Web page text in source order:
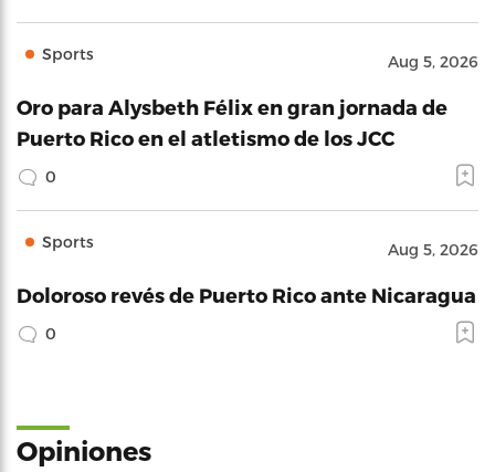
Sports Aug 5, 2026
Oro para Alysbeth Félix en gran jornada de
Puerto Rico en el atletismo de los JCC
0
Sports Aug 5, 2026
Doloroso revés de Puerto Rico ante Nicaragua
0
Opiniones